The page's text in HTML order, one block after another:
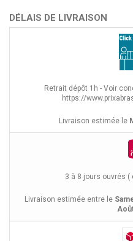
DÉLAIS DE LIVRAISON
Retrait dépôt 1h - Voir
https://
Livraison estimée le
3 à 8 jours ouvrés
Livraison estimée entre le